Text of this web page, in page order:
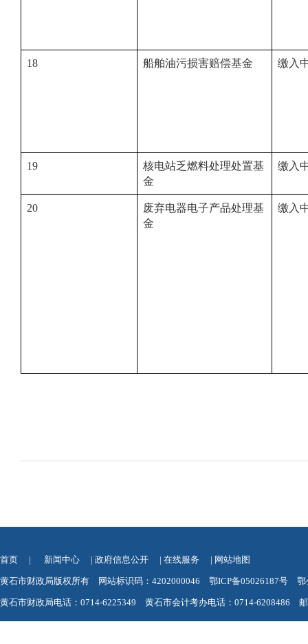
18 船舶油污损害赔偿基金 缴入
19
核电站乏燃料处理处置基
金
缴入
20
废弃电器电子产品处理基
金
缴入
首页 | 新闻中心 | 政府信息公开 | 在线服务 | 网站地图
黄石市财政局版权所有 网站标识码：4202000046 鄂ICP备05026187号 鄂
黄石市财政局电话：0714-6225349 黄石市会计考办电话：0714-6208486